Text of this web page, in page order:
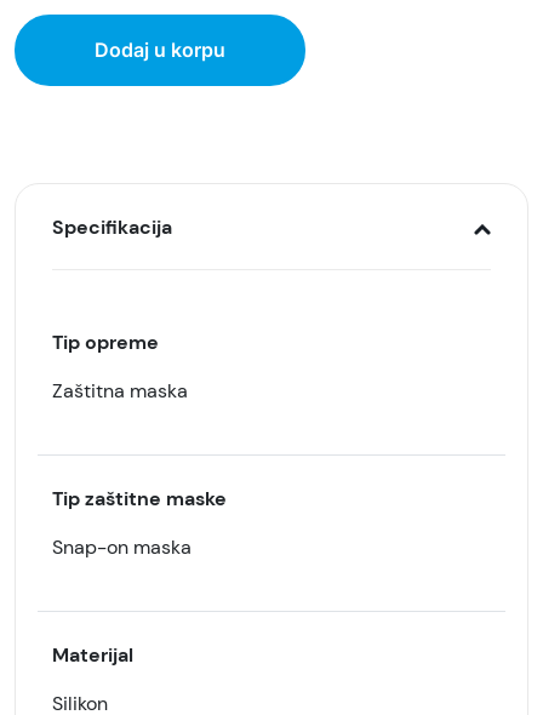
Dodaj u korpu
Specifikacija
Tip opreme
Zaštitna maska
Tip zaštitne maske
Snap-on maska
Materijal
Silikon